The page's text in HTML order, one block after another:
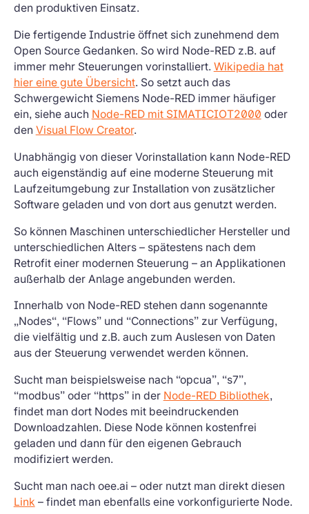
den produktiven Einsatz.
Die fertigende Industrie öffnet sich zunehmend dem
Open Source Gedanken. So wird Node-RED z.B. auf
immer mehr Steuerungen vorinstalliert. Wikipedia hat
hier eine gute Übersicht. So setzt auch das
Schwergewicht Siemens Node-RED immer häufiger
ein, siehe auch Node-RED mit SIMATICIOT2000 oder
den Visual Flow Creator.
Unabhängig von dieser Vorinstallation kann Node-RED
auch eigenständig auf eine moderne Steuerung mit
Laufzeitumgebung zur Installation von zusätzlicher
Software geladen und von dort aus genutzt werden.
So können Maschinen unterschiedlicher Hersteller und
unterschiedlichen Alters – spätestens nach dem
Retrofit einer modernen Steuerung – an Applikationen
außerhalb der Anlage angebunden werden.
Innerhalb von Node-RED stehen dann sogenannte
„Nodes“, “Flows” und “Connections” zur Verfügung,
die vielfältig und z.B. auch zum Auslesen von Daten
aus der Steuerung verwendet werden können.
Sucht man beispielsweise nach “opcua”, “s7”,
“modbus” oder “https” in der Node-RED Bibliothek,
findet man dort Nodes mit beeindruckenden
Downloadzahlen. Diese Node können kostenfrei
geladen und dann für den eigenen Gebrauch
modifiziert werden.
Sucht man nach oee.ai – oder nutzt man direkt diesen
Link – findet man ebenfalls eine vorkonfigurierte Node.